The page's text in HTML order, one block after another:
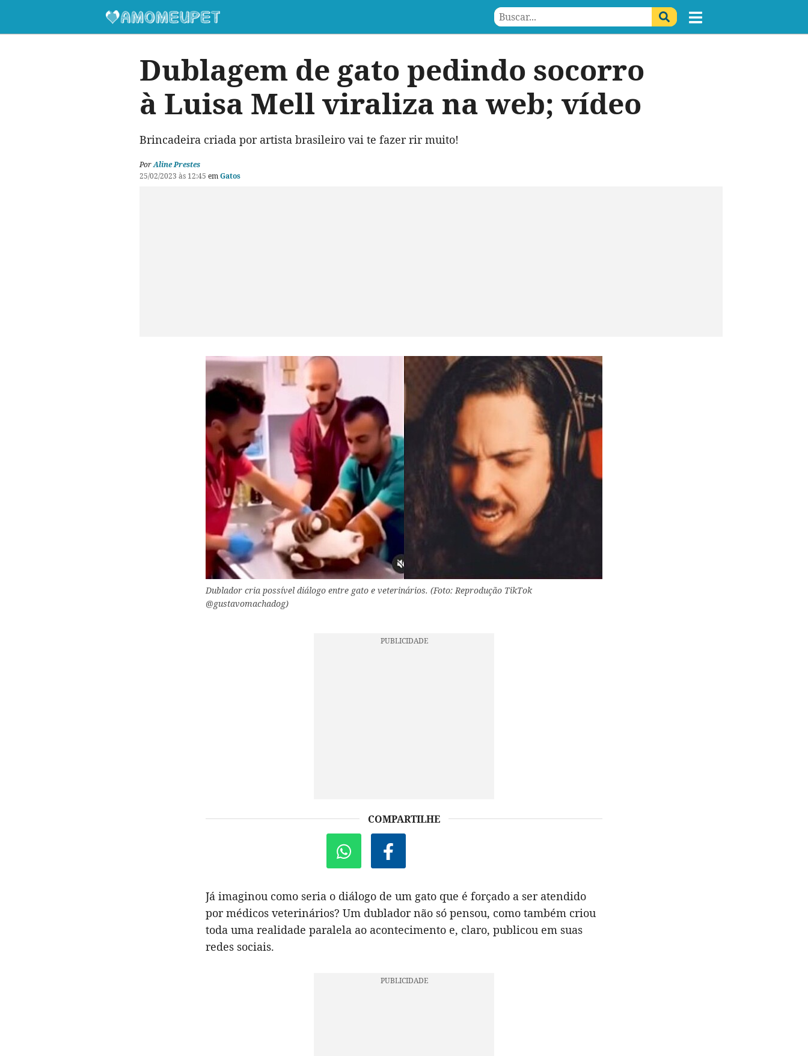
Dublagem de gato pedindo socorro
à Luisa Mell viraliza na web; vídeo
Brincadeira criada por artista brasileiro vai te fazer rir muito!
PorAline Prestes
25/02/2023 às 12:45 emGatos
Dublador cria possível diálogo entre gato e veterinários. (Foto: Reprodução TikTok
@gustavomachadog)
COMPARTILHE
Já imaginou como seria o diálogo de um gato que é forçado a ser atendido
por médicos veterinários? Um dublador não só pensou, como também criou
toda uma realidade paralela ao acontecimento e, claro, publicou em suas
redes sociais.